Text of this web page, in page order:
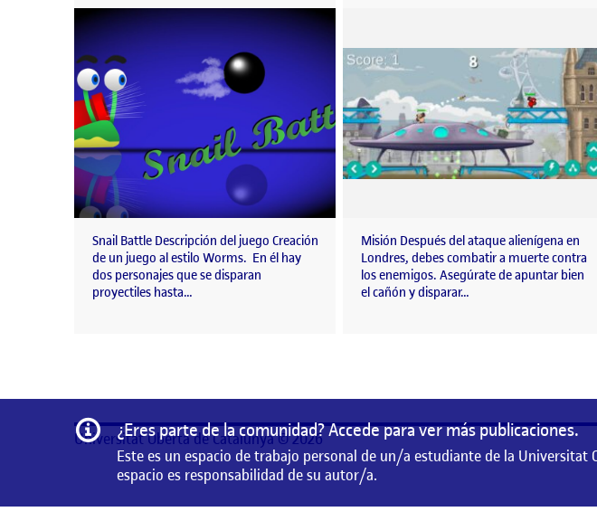
Snail Battle Descripción del juego Creación
de un juego al estilo Worms. En él hay
dos personajes que se disparan
proyectiles hasta…
Misión Después del ataque alienígena en
Londres, debes combatir a muerte contra
los enemigos. Asegúrate de apuntar bien
el cañón y disparar…
Información
¿Eres parte de la comunidad? Accede para ver más publicaciones.
Este es un espacio de trabajo personal de un/a estudiante de la
espacio es responsabilidad de su autor/a.
Universitat Oberta de Catalunya © 2026